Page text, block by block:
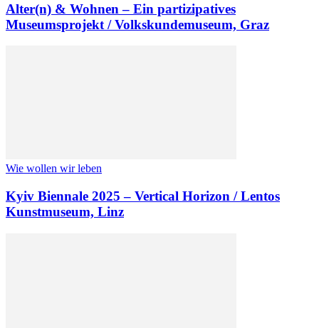
Alter(n) & Wohnen – Ein partizipatives
Museumsprojekt / Volkskundemuseum, Graz
Wie wollen wir leben
Kyiv Bien­na­le 2025 – Ver­ti­cal Horizon / Lentos
Kunstmuseum, Linz